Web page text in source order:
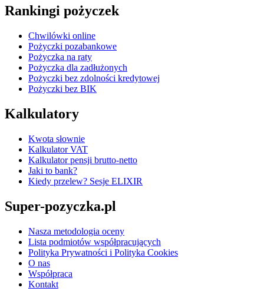
Rankingi pożyczek
Chwilówki online
Pożyczki pozabankowe
Pożyczka na raty
Pożyczka dla zadłużonych
Pożyczki bez zdolności kredytowej
Pożyczki bez BIK
Kalkulatory
Kwota słownie
Kalkulator VAT
Kalkulator pensji brutto-netto
Jaki to bank?
Kiedy przelew? Sesje ELIXIR
Super-pozyczka.pl
Nasza metodologia oceny
Lista podmiotów współpracujących
Polityka Prywatności i Polityka Cookies
O nas
Współpraca
Kontakt